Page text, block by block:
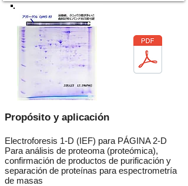
Propósito y aplicación
Electroforesis 1-D (IEF) para PÁGINA 2-D
Para análisis de proteoma (proteómica),
confirmación de productos de purificación y
separación de proteínas para espectrometría
de masas